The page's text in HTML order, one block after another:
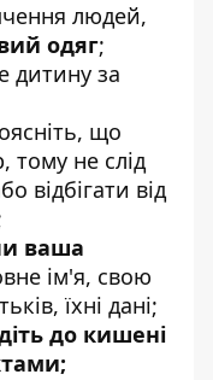
людей,
одяг;
дитину за
що
тому не слід
відбігати від
ваша
ім'я, свою
їхні дані;
до кишені